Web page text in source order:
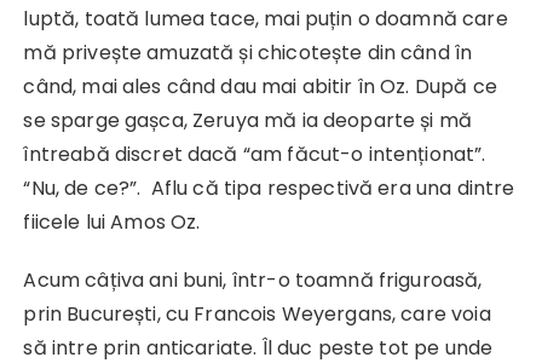
luptă, toată lumea tace, mai puțin o doamnă care
mă privește amuzată și chicotește din când în
când, mai ales când dau mai abitir în Oz. După ce
se sparge gașca, Zeruya mă ia deoparte și mă
întreabă discret dacă “am făcut-o intenționat”.
“Nu, de ce?”. Aflu că tipa respectivă era una dintre
fiicele lui Amos Oz.
Acum câțiva ani buni, într-o toamnă friguroasă,
prin București, cu Francois Weyergans, care voia
să intre prin anticariate. Îl duc peste tot pe unde